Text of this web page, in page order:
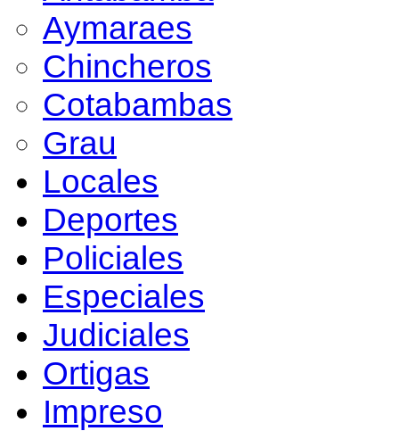
Aymaraes
Chincheros
Cotabambas
Grau
Locales
Deportes
Policiales
Especiales
Judiciales
Ortigas
Impreso